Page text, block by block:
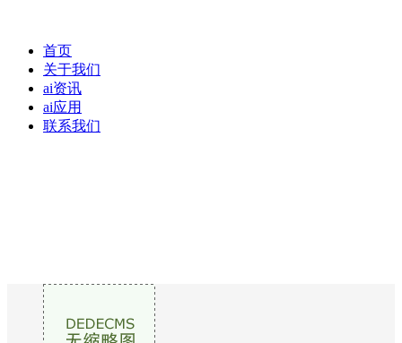
首页
关于我们
ai资讯
ai应用
联系我们